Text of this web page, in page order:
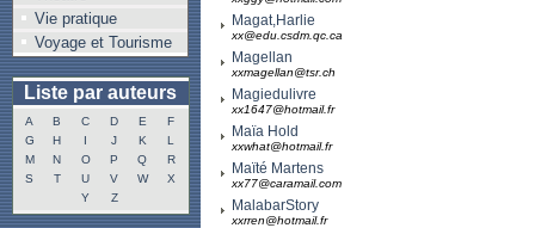
Vie pratique
Voyage et Tourisme
Liste par auteurs
A B C D E
F
G
H I J K
L
M
N O P Q
R
S
T U V W
X
Y
Z
Magat,Harlie
xx@edu.csdm.qc.ca
Magellan
xxmagellan@tsr.ch
Magiedulivre
xx1647@hotmail.fr
Maïa Hold
xxwhat@hotmail.fr
Maïté Martens
xx77@caramail.com
MalabarStory
xxrren@hotmail.fr